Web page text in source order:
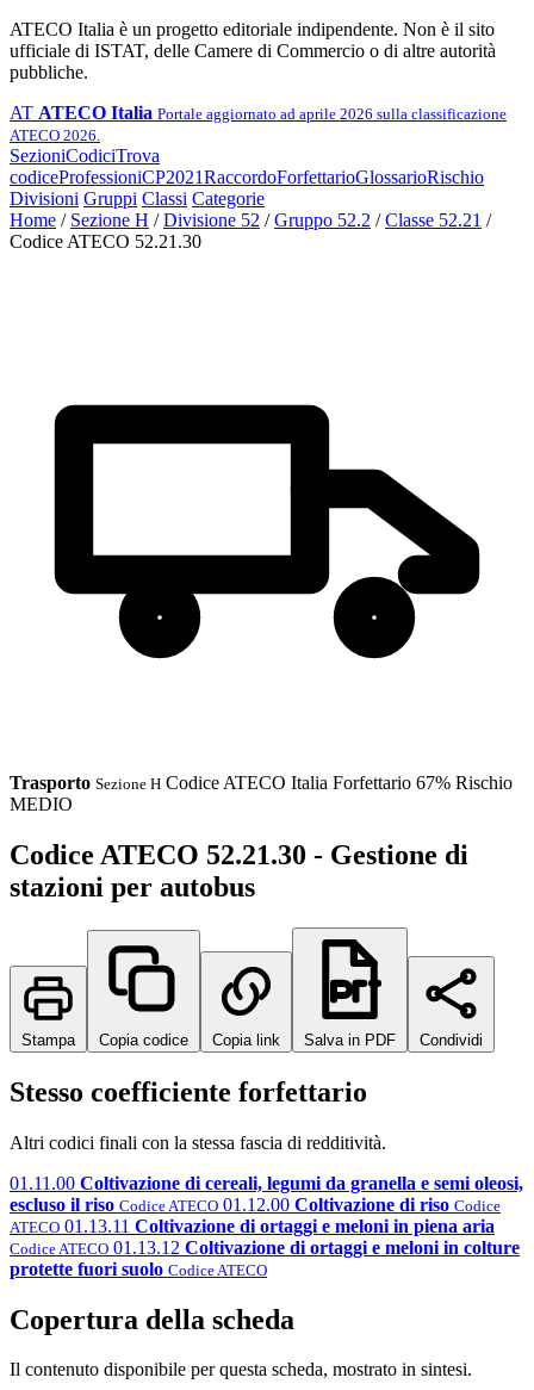
ATECO Italia è un progetto editoriale indipendente. Non è il sito
ufficiale di ISTAT, delle Camere di Commercio o di altre autorità
pubbliche.
AT ATECO Italia Portale aggiornato ad aprile 2026 sulla classificazione
ATECO 2026.
SezioniCodiciTrova
codiceProfessioniCP2021RaccordoForfettarioGlossarioRischio
Divisioni Gruppi Classi Categorie
Home / Sezione H / Divisione 52 / Gruppo 52.2 / Classe 52.21 /
Codice ATECO 52.21.30
Trasporto Sezione H Codice ATECO Italia Forfettario 67% Rischio
MEDIO
Codice ATECO 52.21.30 - Gestione di
stazioni per autobus
Stampa Copia codice Copia link Salva in PDF Condividi
Stesso coefficiente forfettario
Altri codici finali con la stessa fascia di redditività.
01.11.00 Coltivazione di cereali, legumi da granella e semi oleosi,
escluso il riso Codice ATECO 01.12.00 Coltivazione di riso Codice
ATECO 01.13.11 Coltivazione di ortaggi e meloni in piena aria
Codice ATECO 01.13.12 Coltivazione di ortaggi e meloni in colture
protette fuori suolo Codice ATECO
Copertura della scheda
Il contenuto disponibile per questa scheda, mostrato in sintesi.